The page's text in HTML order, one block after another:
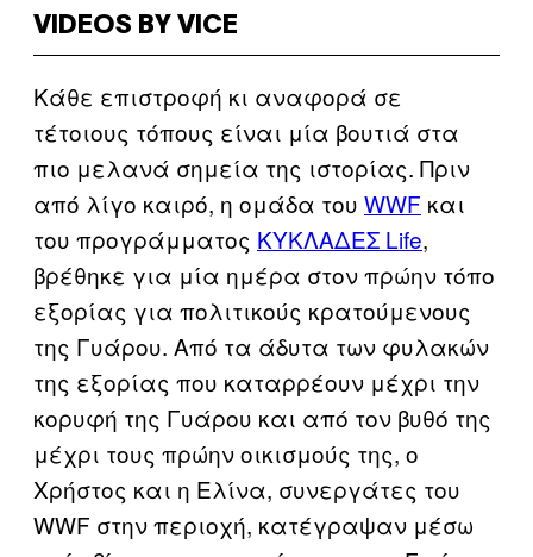
VIDEOS BY VICE
Κάθε επιστροφή κι αναφορά σε
τέτοιους τόπους είναι μία βουτιά στα
πιο μελανά σημεία της ιστορίας. Πριν
από λίγο καιρό, η ομάδα του WWF και
του προγράμματος ΚΥΚΛΑΔΕΣ Life,
βρέθηκε για μία ημέρα στον πρώην τόπο
εξορίας για πολιτικούς κρατούμενους
της Γυάρου. Από τα άδυτα των φυλακών
της εξορίας που καταρρέουν μέχρι την
κορυφή της Γυάρου και από τον βυθό της
μέχρι τους πρώην οικισμούς της, ο
Χρήστος και η Ελίνα, συνεργάτες του
WWF στην περιοχή, κατέγραψαν μέσω